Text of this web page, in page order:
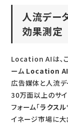
人流デー
効果測定
Location AIは、
ーム Location AI
広告媒体と人流デ
30万面以上のサ
フォーム「ラクス
イネージ市場に大